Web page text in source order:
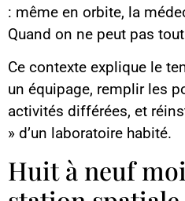
: même en orbite, la
Quand on ne peut pas
Ce contexte explique le
un équipage, remplir les
activités différées, et
» d’un laboratoire habité.
Huit à neuf